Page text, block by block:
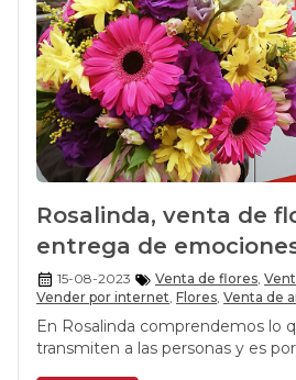
Rosalinda, venta de
entrega de
15-08-2023 Venta de flores,
Vender por internet Flores Venta de
En Rosalinda comprendemos lo
transmiten a las personas y es